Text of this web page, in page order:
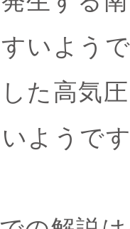
いよう
た高気
ようで